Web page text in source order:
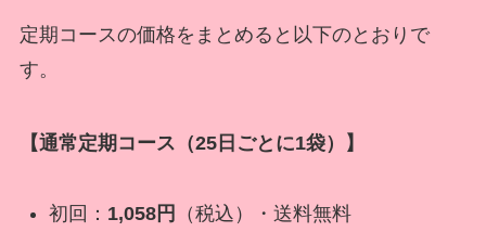
定期コースの価格をまとめると以下のとおりで
す。
【通常定期コース（25日ごとに1袋）】
初回： 1,058円 （税込）・送料無料